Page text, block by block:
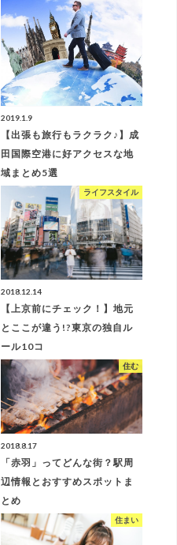
2019.1.9
【出張も旅行もラクラク♪】成
田国際空港に好アクセスな地
域まとめ5選
ライフスタイル
2018.12.14
【上京前にチェック！】地元
とここが違う!?東京の独自ル
ール10コ
住む
2018.8.17
「赤羽」ってどんな街？駅周
辺情報とおすすめスポットま
とめ
住まい